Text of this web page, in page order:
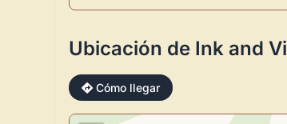
Ubicación de Ink and
Cómo llegar